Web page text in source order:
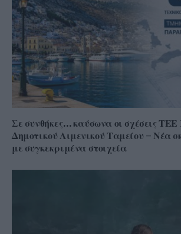
Σε συνθήκες… καύσωνα οι σχέσεις
Δημοτικού Λιμενικού Ταμείου – Νέα
με συγκεκριμένα στοιχεία